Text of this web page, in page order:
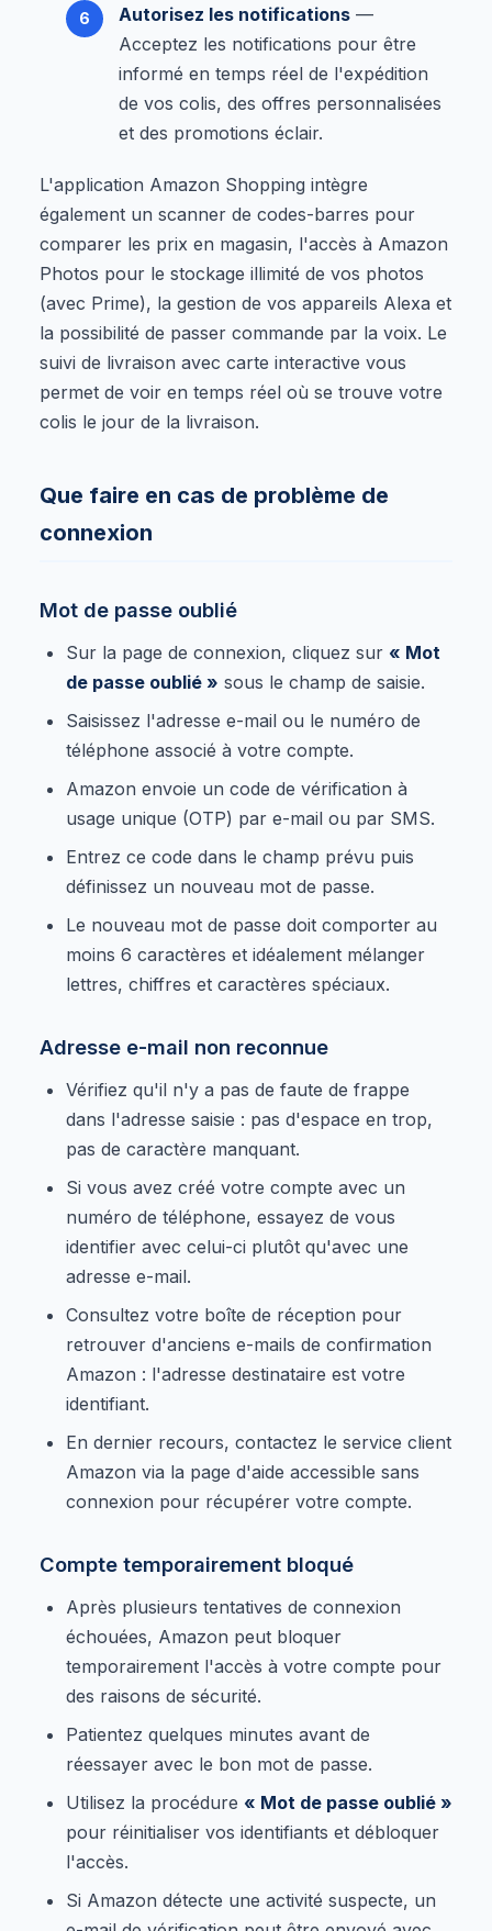
Autorisez les notifications —
Acceptez les notifications pour être
informé en temps réel de l'expédition
de vos colis, des offres personnalisées
et des promotions éclair.
L'application Amazon Shopping intègre
également un scanner de codes-barres pour
comparer les prix en magasin, l'accès à Amazon
Photos pour le stockage illimité de vos photos
(avec Prime), la gestion de vos appareils Alexa et
la possibilité de passer commande par la voix. Le
suivi de livraison avec carte interactive vous
permet de voir en temps réel où se trouve votre
colis le jour de la livraison.
Que faire en cas de problème de
connexion
Mot de passe oublié
Sur la page de connexion, cliquez sur « Mot
de passe oublié » sous le champ de saisie.
Saisissez l'adresse e-mail ou le numéro de
téléphone associé à votre compte.
Amazon envoie un code de vérification à
usage unique (OTP) par e-mail ou par SMS.
Entrez ce code dans le champ prévu puis
définissez un nouveau mot de passe.
Le nouveau mot de passe doit comporter au
moins 6 caractères et idéalement mélanger
lettres, chiffres et caractères spéciaux.
Adresse e-mail non reconnue
Vérifiez qu'il n'y a pas de faute de frappe
dans l'adresse saisie : pas d'espace en trop,
pas de caractère manquant.
Si vous avez créé votre compte avec un
numéro de téléphone, essayez de vous
identifier avec celui-ci plutôt qu'avec une
adresse e-mail.
Consultez votre boîte de réception pour
retrouver d'anciens e-mails de confirmation
Amazon : l'adresse destinataire est votre
identifiant.
En dernier recours, contactez le service client
Amazon via la page d'aide accessible sans
connexion pour récupérer votre compte.
Compte temporairement bloqué
Après plusieurs tentatives de connexion
échouées, Amazon peut bloquer
temporairement l'accès à votre compte pour
des raisons de sécurité.
Patientez quelques minutes avant de
réessayer avec le bon mot de passe.
Utilisez la procédure « Mot de passe oublié »
pour réinitialiser vos identifiants et débloquer
l'accès.
Si Amazon détecte une activité suspecte, un